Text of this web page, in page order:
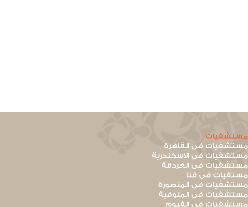
مستشفيات
مستشفيات فى القاهرة
مستشفيات فى الاسكندرية
مستشفيات فى الغردقة
مستفيات فى قنا
مستشفيات فى المنصورة
مستشفيات فى المنوفية
مستشفيات فى الفيوم